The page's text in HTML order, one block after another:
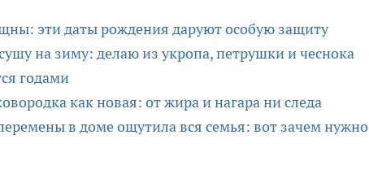
эти даты рождения даруют особую защиту
на зиму: делаю из укропа, петрушки и чеснока
годами
как новая: от жира и нагара ни следа
в доме ощутила вся семья: вот зачем нужно